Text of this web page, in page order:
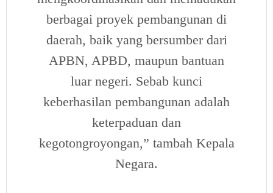
berbagai proyek pembangunan di
daerah, baik yang bersumber dari
APBN, APBD, maupun bantuan
luar negeri. Sebab kunci
keberhasilan pembangunan adalah
keterpaduan dan
kegotongroyongan,” tambah Kepala
Negara.